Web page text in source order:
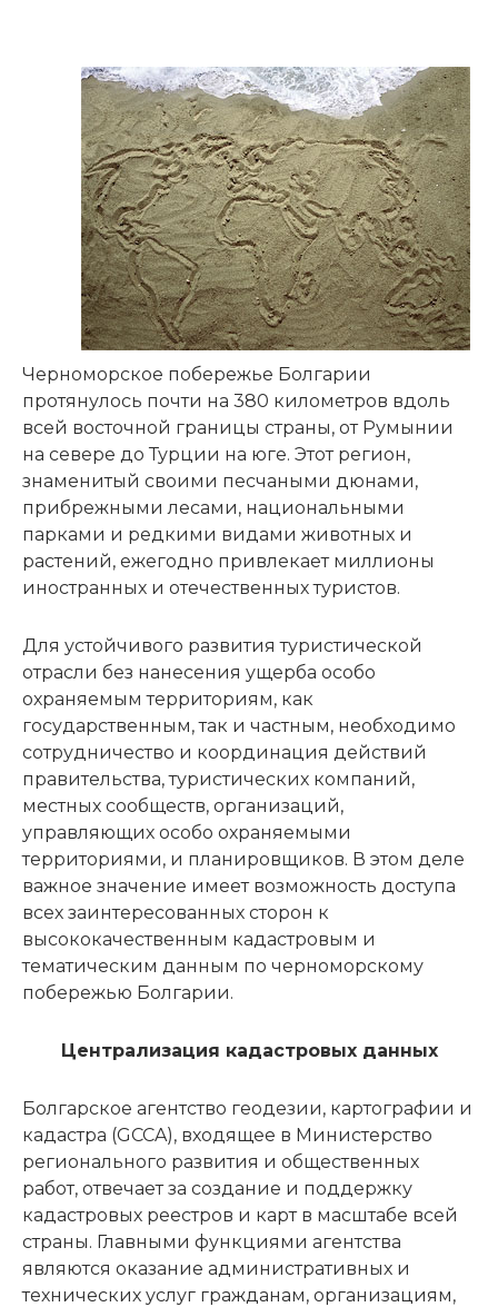
Черноморское побережье Болгарии
протянулось почти на 380 километров вдоль
всей восточной границы страны, от Румынии
на севере до Турции на юге. Этот регион,
знаменитый своими песчаными дюнами,
прибрежными лесами, национальными
парками и редкими видами животных и
растений, ежегодно привлекает миллионы
иностранных и отечественных туристов.
Для устойчивого развития туристической
отрасли без нанесения ущерба особо
охраняемым территориям, как
государственным, так и частным, необходимо
сотрудничество и координация действий
правительства, туристических компаний,
местных сообществ, организаций,
управляющих особо охраняемыми
территориями, и планировщиков. В этом деле
важное значение имеет возможность доступа
всех заинтересованных сторон к
высококачественным кадастровым и
тематическим данным по черноморскому
побережью Болгарии.
Централизация кадастровых данных
Болгарское агентство геодезии, картографии и
кадастра (GCCA), входящее в Министерство
регионального развития и общественных
работ, отвечает за создание и поддержку
кадастровых реестров и карт в масштабе всей
страны. Главными функциями агентства
являются оказание административных и
технических услуг гражданам, организациям,